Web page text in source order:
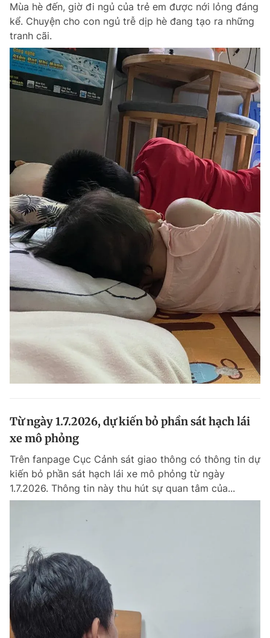
Mùa hè đến, giờ đi ngủ của trẻ em được nới lỏng đáng
kể. Chuyện cho con ngủ trễ dịp hè đang tạo ra những
tranh cãi.
Từ ngày 1.7.2026, dự kiến bỏ phần sát hạch lái
xe mô phỏng
Trên fanpage Cục Cảnh sát giao thông có thông tin dự
kiến bỏ phần sát hạch lái xe mô phỏng từ ngày
1.7.2026. Thông tin này thu hút sự quan tâm của...